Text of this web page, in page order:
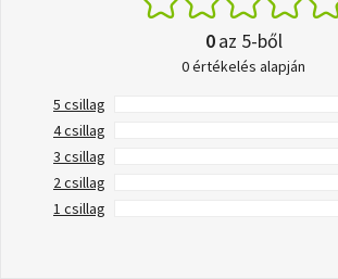
0az 5-ből
0 értékelés alapján
5 csillag
4 csillag
3 csillag
2 csillag
1 csillag